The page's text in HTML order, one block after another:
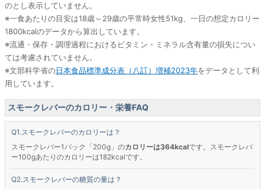
のとし表示していません。
※一食あたりの目安は18歳～29歳の平常時女性51kg、一日の想定カロリー
1800kcalのデータから算出しています。
※流通・保存・調理過程におけるビタミン・ミネラル含有量の損失につい
ては考慮されていません。
※文部科学省の日本食品標準成分表（八訂）増補2023年をデータとして利
用しています。
スモークレバーのカロリー・栄養FAQ
スモークレバーのカロリーは？
スモークレバー1パック「200g」のカロリーは364kcalです。スモークレバ
ー100gあたりのカロリーは182kcalです。
スモークレバーの糖質の量は？